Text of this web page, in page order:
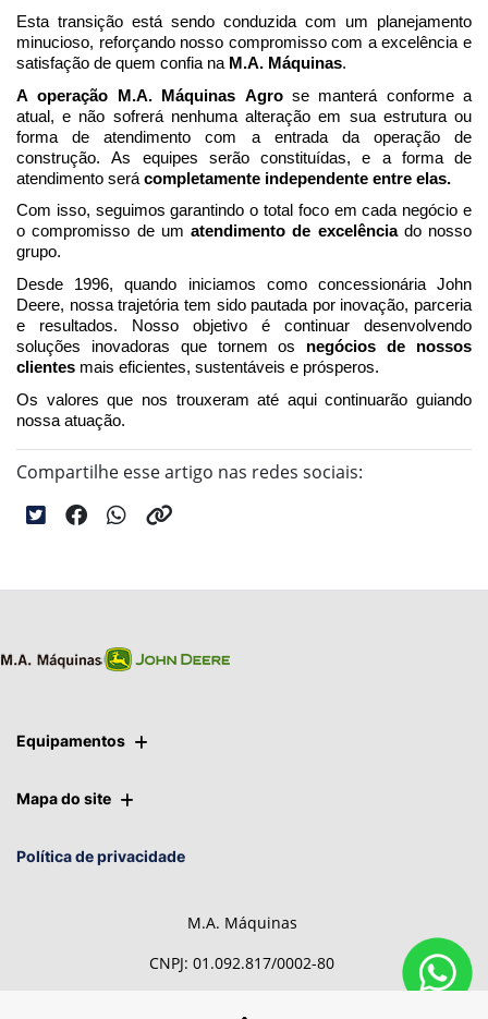
Esta transição está sendo conduzida com um planejamento
minucioso, reforçando nosso compromisso com a excelência e
satisfação de quem confia na M.A. Máquinas.
A operação M.A. Máquinas Agrose manterá conforme a
atual, e não sofrerá nenhuma alteração em sua estrutura ou
forma de atendimento com a entrada da operação de
construção. As equipes serão constituídas, e a forma de
atendimento será completamente independente entre elas.
Com isso, seguimos garantindo o total foco em cada negócio e
o compromisso de um atendimento de excelênciado nosso
grupo.
Desde 1996, quando iniciamos como concessionária John
Deere, nossa trajetória tem sido pautada por inovação, parceria
e resultados. Nosso objetivo é continuar desenvolvendo
soluções inovadoras que tornem os negócios de nossos
clientes mais eficientes, sustentáveis e prósperos.
Os valores que nos trouxeram até aqui continuarão guiando
nossa atuação.
Compartilhe esse artigo nas redes sociais:
Equipamentos
Mapa do site
Política de privacidade
M.A. Máquinas
CNPJ: 01.092.817/0002-80